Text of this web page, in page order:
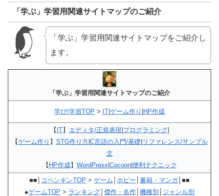
「学ぶ」学習用関連サイトマップのご紹介
「学ぶ」学習用関連サイトマップをご紹介し
ます。
「学ぶ」学習用関連サイトマップのご紹介
学び/学習TOP > IT ゲーム作り HP作成
【 IT】 エディタ/正規表現 プログラミング|
【ゲーム作り 】 STG作り方| C言語の入門/基礎 リファレンス/サンプル
文
【 HP作成】 WordPress Cocoon| 便利テクニック
■■│ コペンギンTOP > ゲーム ホビー 書籍・マンガ│■■
●ゲームTOP > ランキング 傑作・名作 機種別
ジャンル別